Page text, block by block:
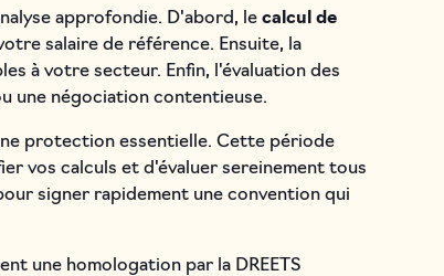
approfondie. D'abord, lecalcul de
salaire de référence. Ensuite, la
à votre secteur. Enfin, l'évaluation des
une négociation contentieuse.
protection essentielle. Cette période
vos calculs et d'évaluer sereinement tous
signer rapidement une convention qui
une homologation par la DREETS